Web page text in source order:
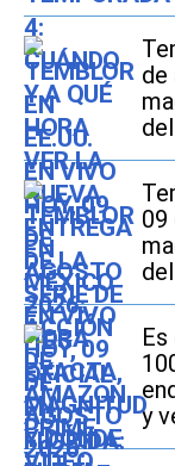
de
09
y